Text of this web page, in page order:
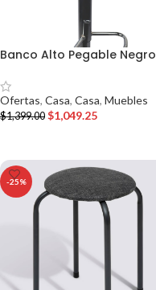
Banco Alto Pegable Negro
Ofertas, Casa, Casa, Muebles
$1,399.00 $1,049.25
-25%